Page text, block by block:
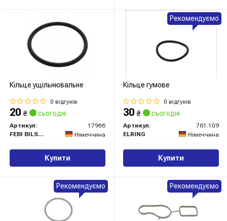
Кільце ущільнювальне
0 відгуків
20 ₴ сьогодні
Артикул:
17966
FEBI BILSTEIN
Німеччина
Купити
Кільце гумове
0 відгуків
30 ₴ сьогодні
Артикул:
761.109
ELRING
Німеччина
Купити
Рекомендуємо
Рекомендуємо Рекомендуємо